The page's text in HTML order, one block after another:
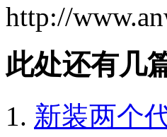
http://
此处还有几
新装两个